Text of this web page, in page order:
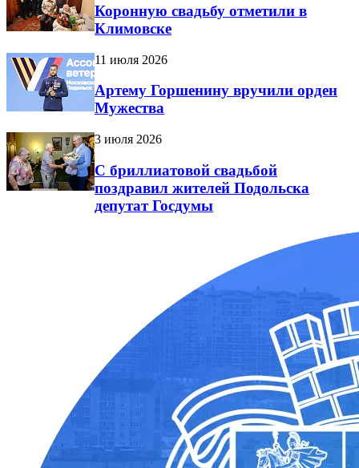
Коронную свадьбу отметили в
Климовске
11 июля 2026
Артему Горшенину вручили орден
Мужества
3 июля 2026
С бриллиатовой свадьбой
поздравил жителей Подольска
депутат Госдумы